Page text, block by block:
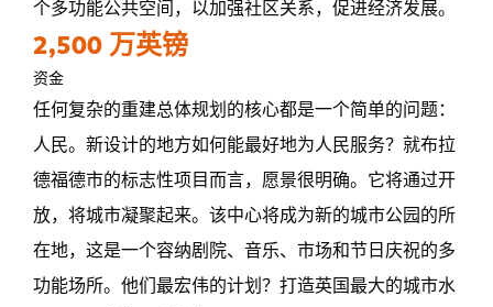
个多功能公共空间，以加强社区关系，促进经济发展。
2,500 万英镑
资金
任何复杂的重建总体规划的核心都是一个简单的问题：
人民。新设计的地方如何能最好地为人民服务？就布拉
德福德市的标志性项目而言，愿景很明确。它将通过开
放，将城市凝聚起来。该中心将成为新的城市公园的所
在地，这是一个容纳剧院、音乐、市场和节日庆祝的多
功能场所。他们最宏伟的计划？打造英国最大的城市水